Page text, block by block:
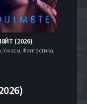
(2026)
Ужасы, Фантастика,